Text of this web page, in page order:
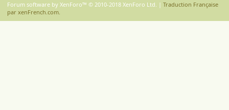
Forum software by XenForo™ © 2010-2018 XenForo Ltd. | Traduction Française
par xenFrench.com.